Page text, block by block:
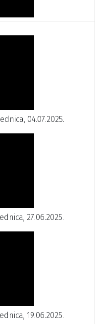
04.07.2025.
27.06.2025.
19.06.2025.